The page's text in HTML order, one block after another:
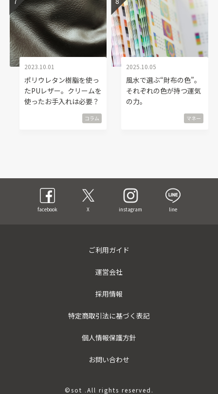
2023.10.01
ポリウレタン樹脂を使っ
たPUレザー。クリームを
使ったお手入れは必要？
コラム
2025.10.05
風水で選ぶ“財布の色”。
それぞれの色が持つ運気
の力。
マネー
facebook X instagram line
ご利用ガイド
運営会社
採用情報
特定商取引法に基づく表記
個人情報保護方針
お問い合わせ
©sot .All rights reserved.